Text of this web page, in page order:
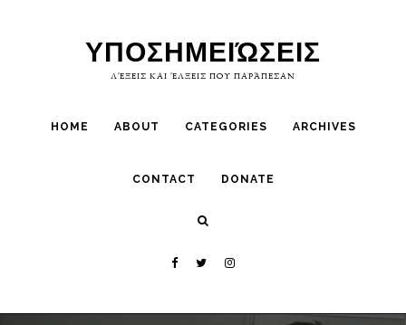
ΥΠΟΣΗΜΕΙΏΣΕΙΣ
ΛΈΞΕΙΣ ΚΑΙ ΈΛΞΕΙΣ ΠΟΥ ΠΑΡΆΠΕΣΑΝ
HOME ABOUT CATEGORIES ARCHIVES
CONTACT DONATE